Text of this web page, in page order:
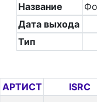
Название
Дата выхода
Тип
АРТИСТ ISRC